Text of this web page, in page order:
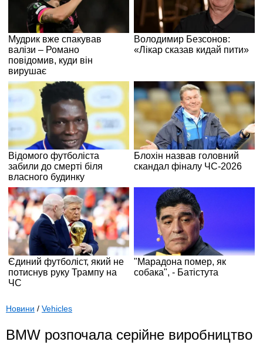
Новини / Vehicles
BMW розпочала серійне виробництво